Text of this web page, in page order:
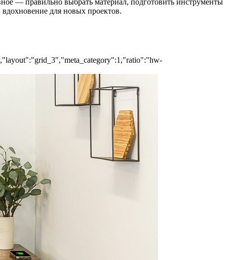
— правильно выбрать материал, подготовить инструменты
для новых проектов.